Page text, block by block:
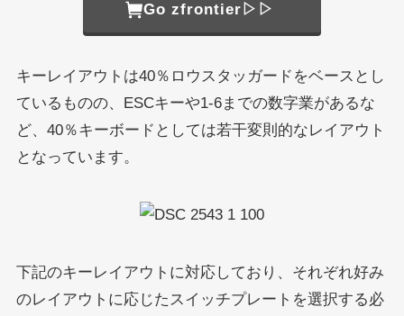
Go zfrontier▷▷
キーレイアウトは40％ロウスタッガードをベースとし
ているものの、ESCキーや1-6までの数字業があるな
ど、40％キーボードとしては若干変則的なレイアウト
となっています。
下記のキーレイアウトに対応しており、それぞれ好み
のレイアウトに応じたスイッチプレートを選択する必